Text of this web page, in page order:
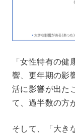
「女性特有の
響、更年期の影
活に影響が出た
て、過半数の方
そして、「大き